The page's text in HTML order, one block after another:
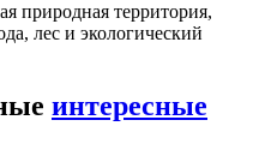
природная территория,
лес и экологический
интересные